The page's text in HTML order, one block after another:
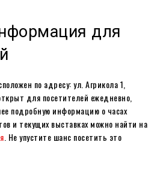
для
по адресу: ул. Агрикола 1,
для посетителей ежедневно,
подробную информацию о часах
и текущих выставках можно найти на
. Не упустите шанс посетить это